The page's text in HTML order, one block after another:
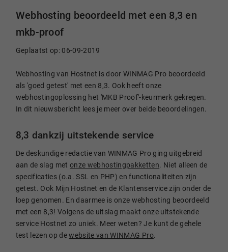
Webhosting beoordeeld met een 8,3 en
mkb-proof
Geplaatst op: 06-09-2019
Webhosting van Hostnet is door WINMAG Pro beoordeeld
als 'goed getest' met een 8,3. Ook heeft onze
webhostingoplossing het 'MKB Proof'-keurmerk gekregen.
In dit nieuwsbericht lees je meer over beide beoordelingen.
8,3 dankzij uitstekende service
De deskundige redactie van WINMAG Pro ging uitgebreid
aan de slag metonze webhostingpakketten. Niet alleen de
specificaties (o.a. SSL en PHP) en functionaliteiten zijn
getest. Ook Mijn Hostnet en de Klantenservice zijn onder de
loep genomen. En daarmee is onze webhosting beoordeeld
met een 8,3! Volgens de uitslag maakt onze uitstekende
service Hostnet zo uniek. Meer weten? Je kunt de gehele
test lezen op dewebsite van WINMAG Pro.